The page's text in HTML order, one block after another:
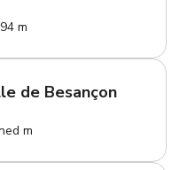
m
de Besançon
m